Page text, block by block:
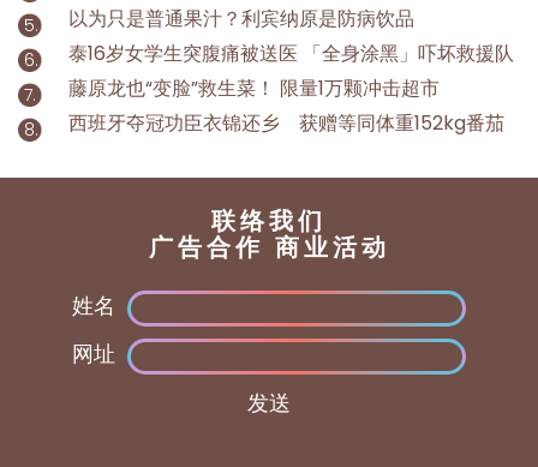
以为只是普通果汁？利宾纳原是防病饮品
泰16岁女学生突腹痛被送医 「全身涂黑」吓坏救援队
藤原龙也“变脸”救生菜！ 限量1万颗冲击超市
西班牙夺冠功臣衣锦还乡 获赠等同体重152kg番茄
联络我们
广告合作 商业活动
姓名
网址
发送